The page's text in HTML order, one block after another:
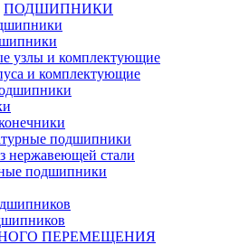
ПОДШИПНИКИ
узлы и комплектующие
и комплектующие
подшипники
нержавеющей стали
подшипники
ПЕРЕМЕЩЕНИЯ